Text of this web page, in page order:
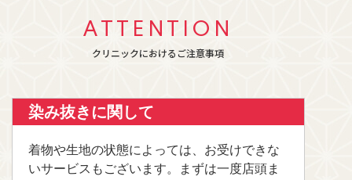
ATTENTION
クリニックにおけるご注意事項
染み抜きに関して
着物や生地の状態によっては、お受けできな
いサービスもございます。まずは一度店頭ま